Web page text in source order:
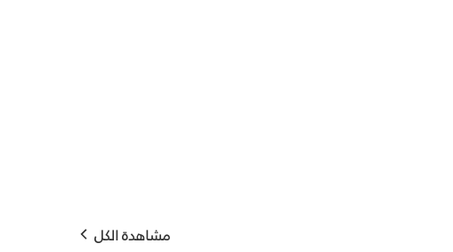
مشاهدة الكل